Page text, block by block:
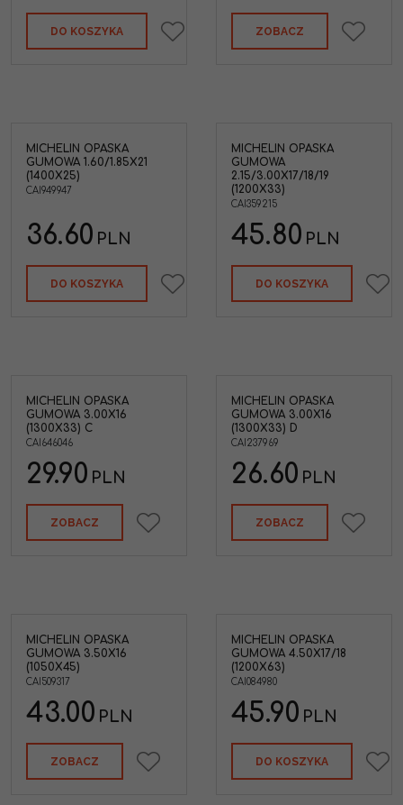
DO KOSZYKA ZOBACZ
MICHELIN OPASKA
GUMOWA 1.60/1.85X21
(1400X25)
CAI949947
36.60 PLN
DO KOSZYKA
MICHELIN OPASKA
GUMOWA
2.15/3.00X17/18/19
(1200X33)
CAI359215
45.80 PLN
DO KOSZYKA
MICHELIN OPASKA
GUMOWA 3.00X16
(1300X33) C
CAI646046
29.90 PLN
ZOBACZ
MICHELIN OPASKA
GUMOWA 3.00X16
(1300X33) D
CAI237969
26.60 PLN
ZOBACZ
MICHELIN OPASKA
GUMOWA 3.50X16
(1050X45)
CAI509317
43.00 PLN
ZOBACZ
MICHELIN OPASKA
GUMOWA 4.50X17/18
(1200X63)
CAI084980
45.90 PLN
DO KOSZYKA